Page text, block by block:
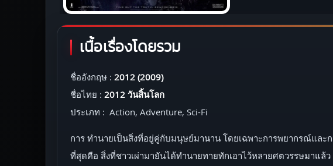
เนื้อเรื่องโดยรวม
ชื่ออังกฤษ : 2012 (2009)
ชื่อไทย : 2012 วันสิ้นโลก
ประเภท : Action, Adventure, Sci-Fi
การ ทำนายเป็นสิ่งที่อยู่คู่กับมนุษย์มานาน โดยเฉพาะการพยากรณ์แล
ที่สุดคือ สิ่งที่ชาวเผ่ามายันได้ทำนายทายทักเอาไว้หลายศตวรรษมาแ